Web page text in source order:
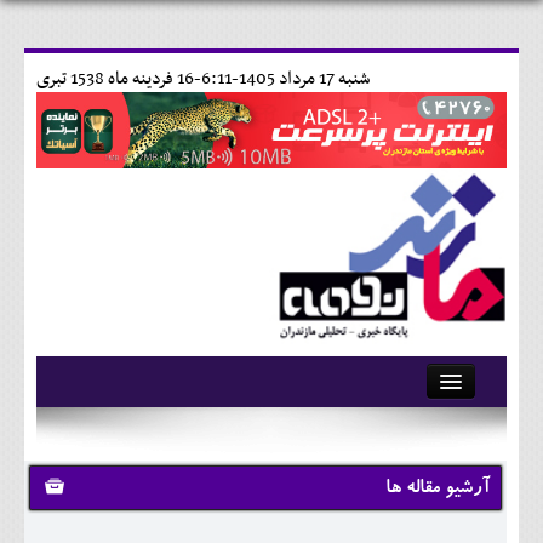
16 فردينه ماه 1538 تبری شنبه 17 مرداد 1405-6:11-
آرشیو
تماس با ما
وبلاگ
آرشیو مقاله ها